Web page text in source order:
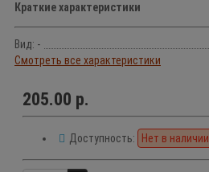
Краткие характеристики
Вид: -
Смотреть все характеристики
205.00 р.
Доступность: Нет в наличии